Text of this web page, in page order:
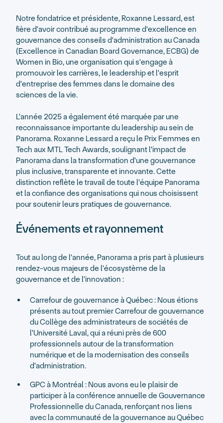
Notre fondatrice et présidente, Roxanne Lessard, est
fière d'avoir contribué au programme d'excellence en
gouvernance des conseils d'administration au Canada
(Excellence in Canadian Board Governance, ECBG) de
Women in Bio, une organisation qui s'engage à
promouvoir les carrières, le leadership et l'esprit
d'entreprise des femmes dans le domaine des
sciences de la vie.
L'année 2025 a également été marquée par une
reconnaissance importante du leadership au sein de
Panorama. Roxanne Lessard a reçu le Prix Femmes en
Tech aux MTL Tech Awards, soulignant l'impact de
Panorama dans la transformation d'une gouvernance
plus inclusive, transparente et innovante. Cette
distinction reflète le travail de toute l'équipe Panorama
et la confiance des organisations qui nous choisissent
pour soutenir leurs pratiques de gouvernance.
Événements et rayonnement
Tout au long de l'année, Panorama a pris part à plusieurs
rendez-vous majeurs de l'écosystème de la
gouvernance et de l'innovation :
Carrefour de gouvernance à Québec : Nous étions
présents au tout premier Carrefour de gouvernance
du Collège des administrateurs de sociétés de
l'Université Laval, qui a réuni près de 600
professionnels autour de la transformation
numérique et de la modernisation des conseils
d'administration.
GPC à Montréal : Nous avons eu le plaisir de
participer à la conférence annuelle de Gouvernance
Professionnelle du Canada, renforçant nos liens
avec la communauté de la gouvernance au Québec